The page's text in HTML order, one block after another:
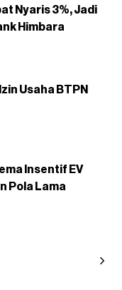
Nyaris 3%, Jadi
Himbara
Usaha BTPN
Insentif EV
Pola Lama